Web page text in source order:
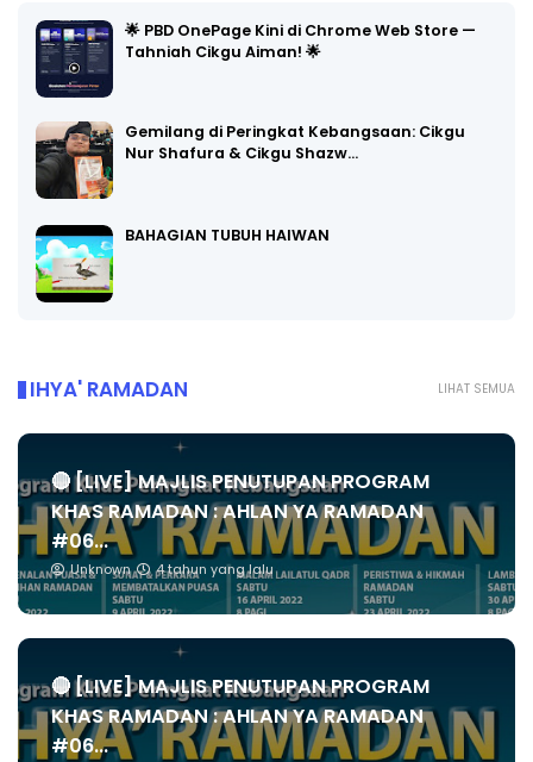
🌟 PBD OnePage Kini di Chrome Web Store —
Tahniah Cikgu Aiman! 🌟
Gemilang di Peringkat Kebangsaan: Cikgu
Nur Shafura & Cikgu Shazw…
BAHAGIAN TUBUH HAIWAN
LIHAT SEMUA
IHYA' RAMADAN
🔴 [LIVE] MAJLIS PENUTUPAN PROGRAM
KHAS RAMADAN : AHLAN YA RAMADAN
#06...
Unknown 4 tahun yang lalu
🔴 [LIVE] MAJLIS PENUTUPAN PROGRAM
KHAS RAMADAN : AHLAN YA RAMADAN
#06...